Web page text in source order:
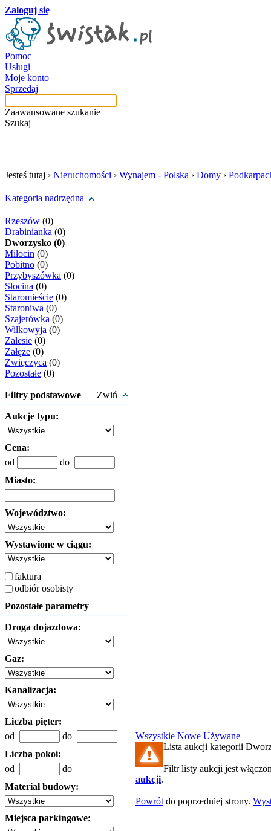
Zaloguj się
Pomoc
Usługi
Moje konto
Sprzedaj
Zaawansowane szukanie
Szukaj
Jesteś tutaj › Nieruchomości › Wynajem - Polska › Domy ›
Kategoria nadrzędna
Rzeszów (0)
Drabinianka (0)
Dworzysko (0)
Miłocin (0)
Pobitno (0)
Przybyszówka (0)
Słocina (0)
Staromieście (0)
Staroniwa (0)
Szajerówka (0)
Wilkowyja (0)
Zalesie (0)
Załęże (0)
Zwięczyca (0)
Pozostałe (0)
Filtry podstawowe Zwiń
Aukcje typu:
Cena:
od
do
Miasto:
Województwo:
Wystawione w ciągu:
faktura
odbiór osobisty
Pozostałe parametry
Droga dojazdowa:
Gaz:
Kanalizacja:
Liczba pięter:
od
do
Liczba pokoi:
od
do
Materiał budowy:
Miejsca parkingowe:
Wszystkie Nowe Używane
Lista aukcji kategorii
Filtr listy aukcji jest
aukcji.
Powrót do poprzedniej strony.